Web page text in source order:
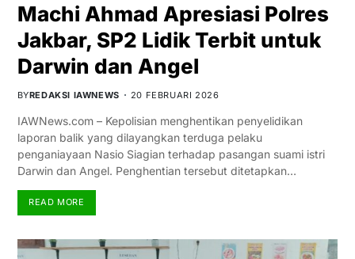
Machi Ahmad Apresiasi Polres
Jakbar, SP2 Lidik Terbit untuk
Darwin dan Angel
BYREDAKSI IAWNEWS 20 FEBRUARI 2026
IAWNews.com – Kepolisian menghentikan penyelidikan
laporan balik yang dilayangkan terduga pelaku
penganiayaan Nasio Siagian terhadap pasangan suami istri
Darwin dan Angel. Penghentian tersebut ditetapkan…
READ MORE